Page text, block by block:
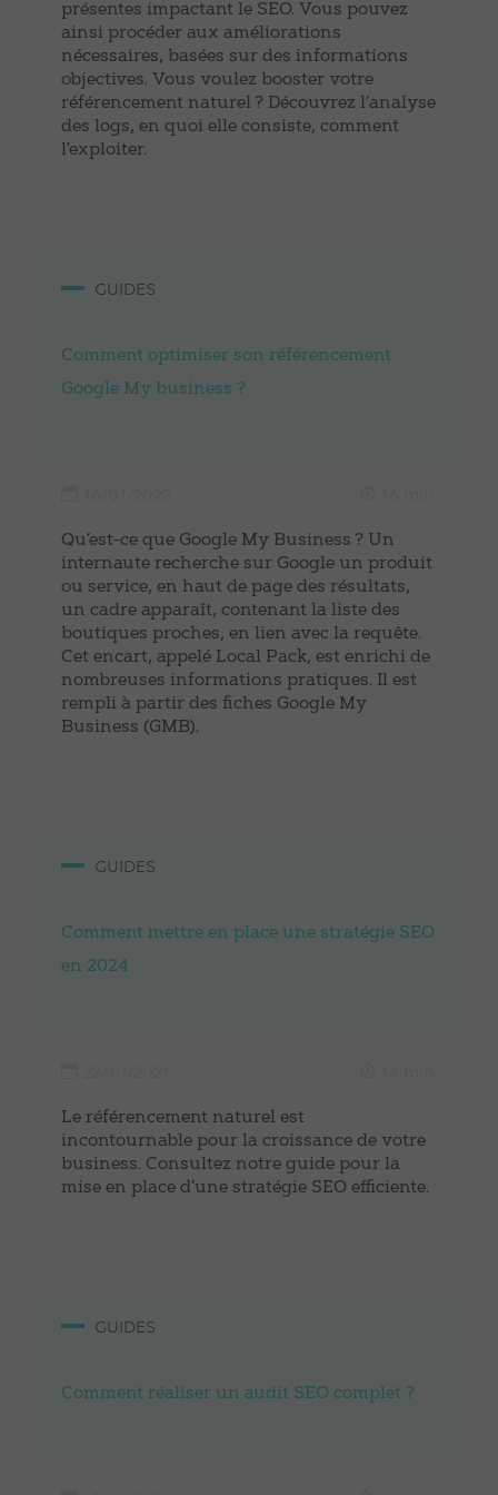
présentes impactant le SEO. Vous pouvez
ainsi procéder aux améliorations
nécessaires, basées sur des informations
objectives. Vous voulez booster votre
référencement naturel ? Découvrez l’analyse
des logs, en quoi elle consiste, comment
l’exploiter.
GUIDES
Comment optimiser son référencement
Google My business ?
Qu’est-ce que Google My Business ? Un
internaute recherche sur Google un produit
ou service, en haut de page des résultats,
un cadre apparaît, contenant la liste des
boutiques proches, en lien avec la requête.
Cet encart, appelé Local Pack, est enrichi de
nombreuses informations pratiques. Il est
rempli à partir des fiches Google My
Business (GMB).
GUIDES
Comment mettre en place une stratégie SEO
en 2024
Le référencement naturel est
incontournable pour la croissance de votre
business. Consultez notre guide pour la
mise en place d’une stratégie SEO efficiente.
GUIDES
Comment réaliser un audit SEO complet ?